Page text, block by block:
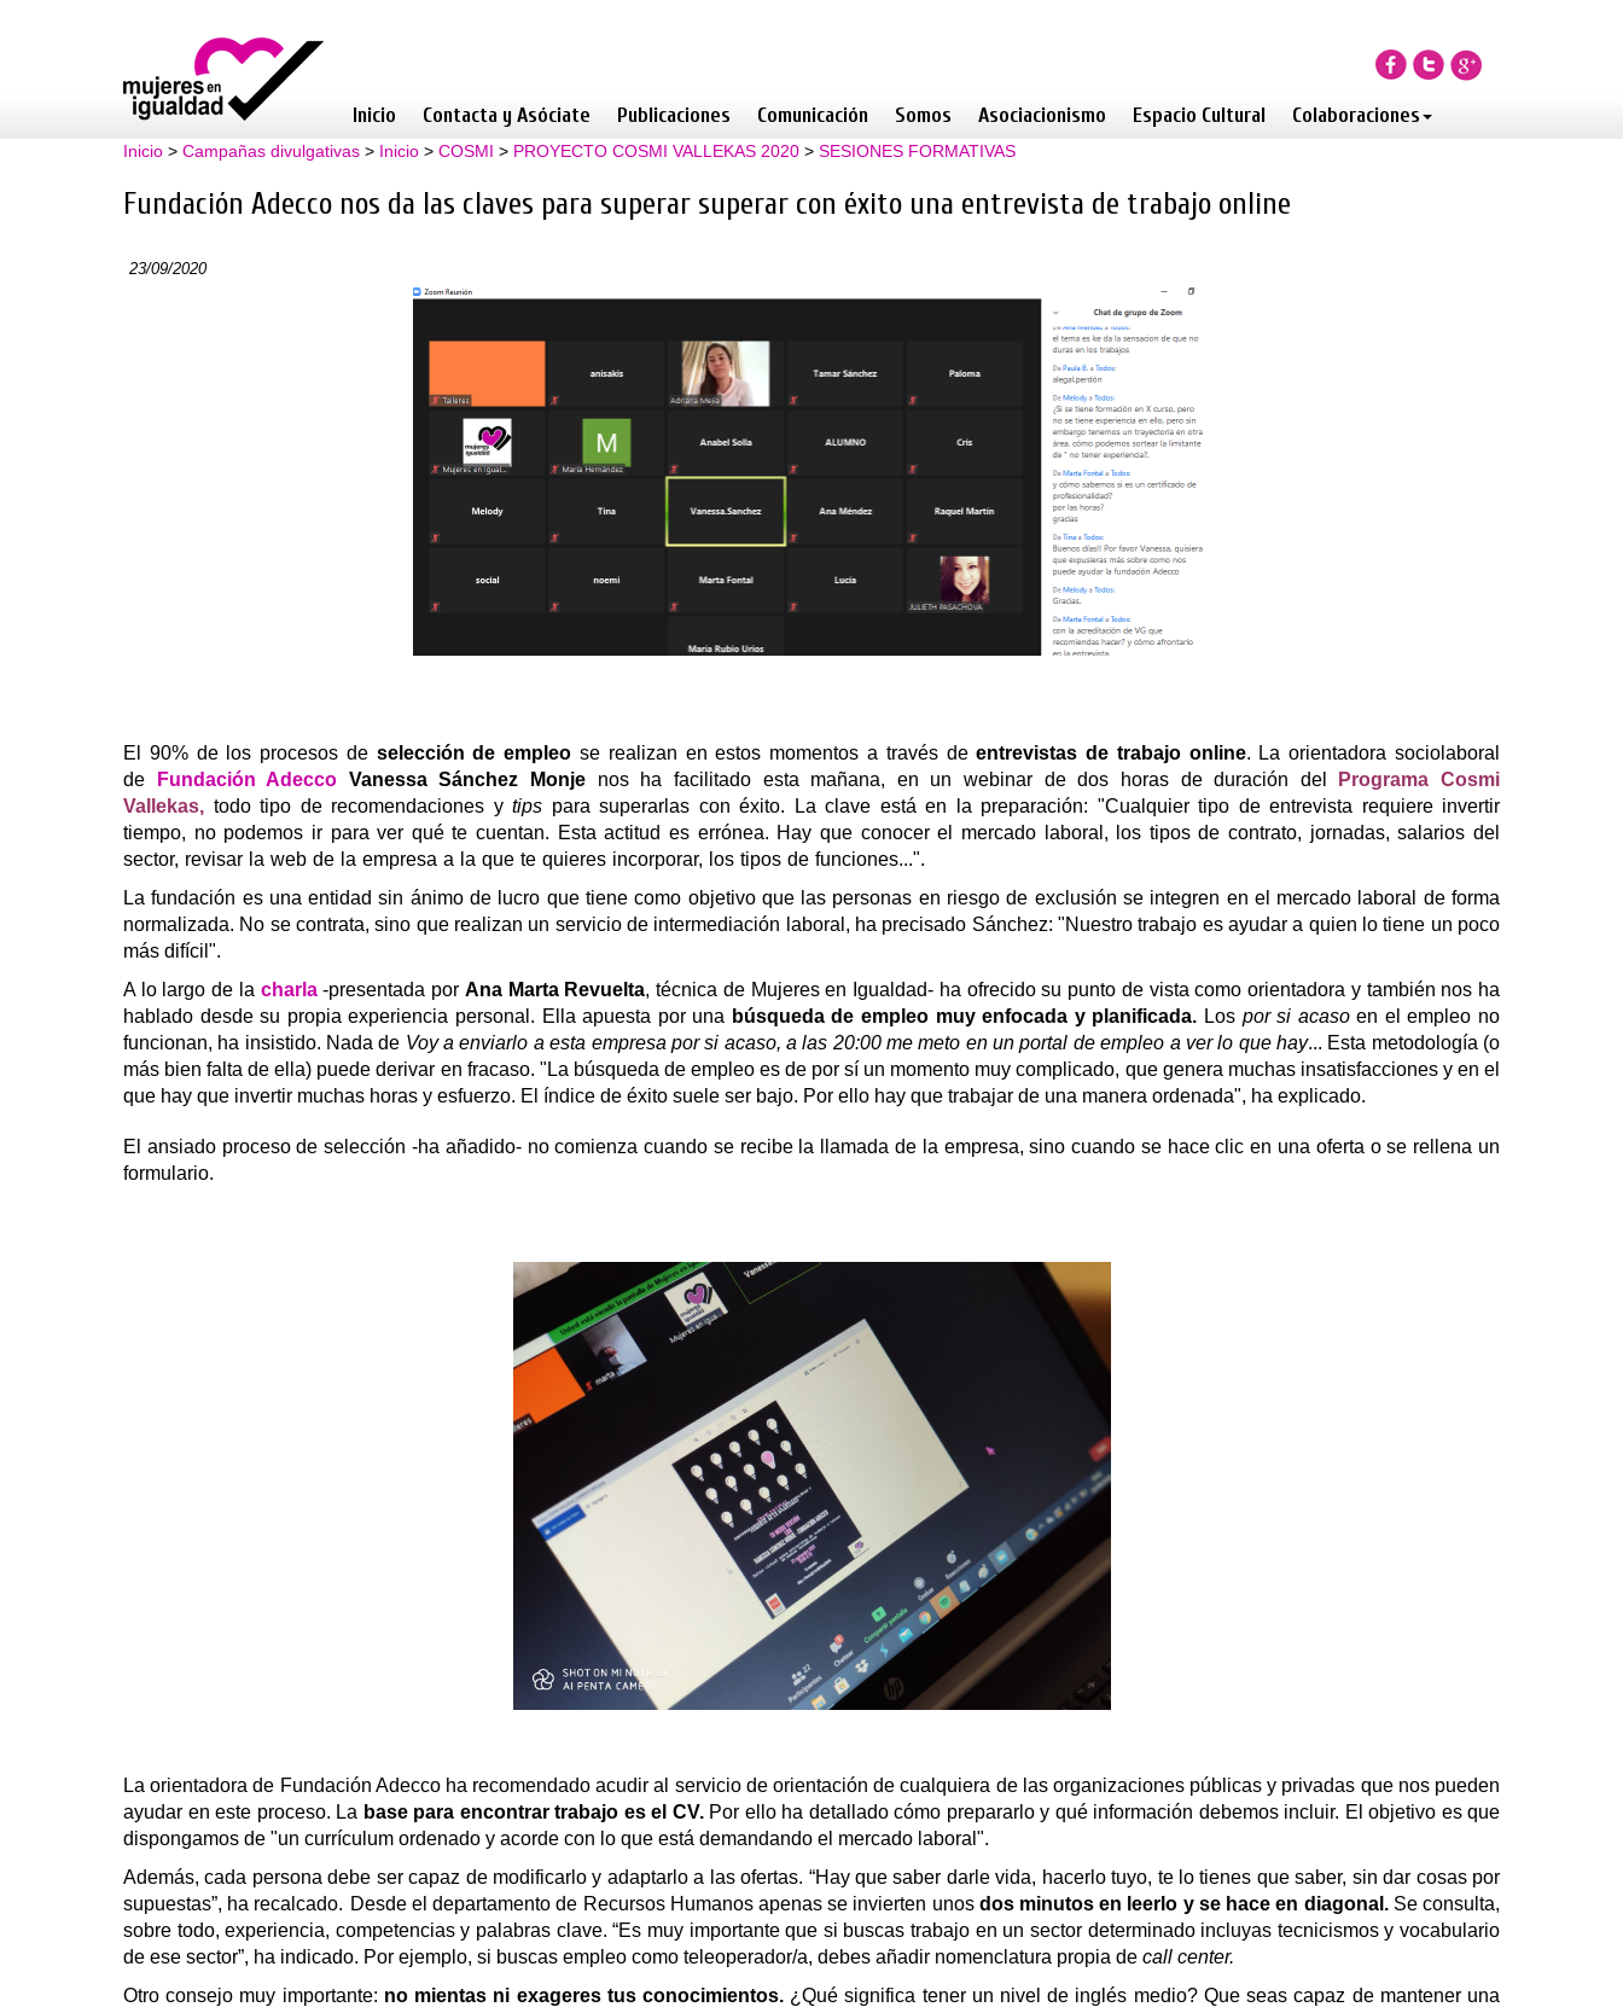
Inicio Contacta y Asóciate Publicaciones Comunicación Somos Asociacionismo Espacio Cultural Colaboraciones
Inicio > Campañas divulgativas > Inicio > COSMI > PROYECTO COSMI VALLEKAS 2020 > SESIONES FORMATIVAS
Fundación Adecco nos da las claves para superar superar con éxito una entrevista de trabajo online
23/09/2020
El 90% de los procesos de selección de empleo se realizan en estos momentos a través deentrevistas de trabajo online. La orientadora sociolaboral
de
Fundación Adecco Vanessa Sánchez Monje nos ha facilitado esta mañana, en un webinar de dos horas de duración del
Programa Cosmi
Vallekas, todo tipo de recomendaciones y tips para superarlas con éxito. La clave está en la preparación: "Cualquier tipo de entrevista requiere invertir
tiempo, no podemos ir para ver qué te cuentan. Esta actitud es errónea. Hay que conocer el mercado laboral, los tipos de contrato, jornadas, salarios del
sector, revisar la web de la empresa a la que te quieres incorporar, los tipos de funciones...".
La fundación es una entidad sin ánimo de lucro que tiene como objetivo que las personas en riesgo de exclusión se integren en el mercado laboral de forma
normalizada. No se contrata, sino que realizan un servicio de intermediación laboral, ha precisado Sánchez: "Nuestro trabajo es ayudar a quien lo tiene un poco
más difícil".
A lo largo de la charla-presentada por Ana Marta Revuelta, técnica de Mujeres en Igualdad- ha ofrecido su punto de vista como orientadora y también nos ha
hablado desde su propia experiencia personal. Ella apuesta por una búsqueda de empleo muy enfocada y planificada. Los por si acasoen el empleo no
funcionan, ha insistido. Nada de Voy a enviarlo a esta empresa por si acaso, a las 20:00 me meto en un portal de empleo a ver lo que hay... Esta metodología (o
más bien falta de ella) puede derivar en fracaso. "La búsqueda de empleo es de por sí un momento muy complicado, que genera muchas insatisfacciones y en el
que hay que invertir muchas horas y esfuerzo. El índice de éxito suele ser bajo. Por ello hay que trabajar de una manera ordenada", ha explicado.
E l ansiado proceso de selección -ha añadido- no comienza cuando se recibe la llamada de la empresa, sino cuando se hace clic en una oferta o se rellena un
formulario.
La orientadora de Fundación Adecco ha recomendado acudir al servicio de orientación de cualquiera de las organizaciones públicas y privadas que nos pueden
ayudar en este proceso. La base para encontrar trabajo es el CV.Por ello ha detallado cómo prepararlo y qué información debemos incluir. El objetivo es que
dispongamos de "un currículum ordenado y acorde con lo que está demandando el mercado laboral".
Además, cada persona debe ser capaz de modificarlo y adaptarlo a las ofertas. “Hay que saber darle vida, hacerlo tuyo, te lo tienes que saber, sin dar cosas por
supuestas”, ha recalcado. Desde el departamento de Recursos Humanos apenas se invierten unos dos minutos en leerlo y se hace en diagonal.Se consulta,
sobre todo, experiencia, competencias y palabras clave. “Es muy importante que si buscas trabajo en un sector determinado incluyas tecnicismos y vocabulario
de ese sector”, ha indicado. Por ejemplo, si buscas empleo como teleoperador/a, debes añadir nomenclatura propia de call center.
Otro consejo muy importante: no mientas ni exageres tus conocimientos. ¿Qué significa tener un nivel de inglés medio? Que seas capaz de mantener una